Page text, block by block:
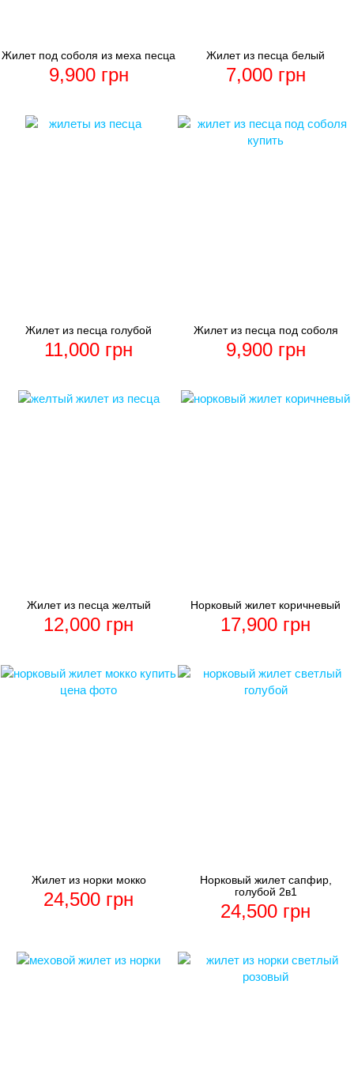
Жилет под соболя из меха песца
9,900 грн
Жилет из песца белый
7,000 грн
Жилет из песца голубой
11,000 грн
Жилет из песца под соболя
9,900 грн
Жилет из песца желтый
12,000 грн
Норковый жилет коричневый
17,900 грн
Жилет из норки мокко
24,500 грн
Норковый жилет сапфир,
голубой 2в1
24,500 грн